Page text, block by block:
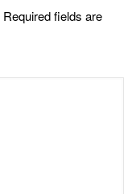
Required fields are